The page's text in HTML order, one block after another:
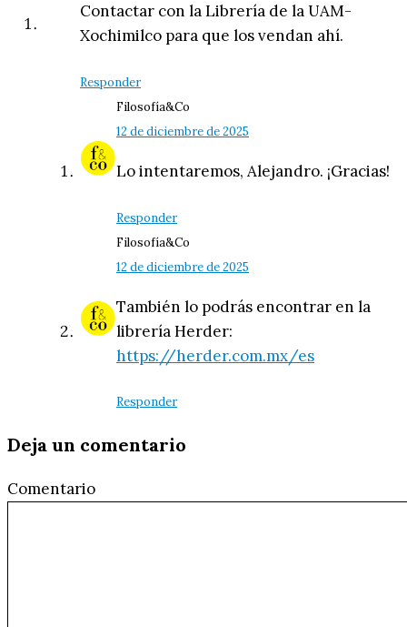
Contactar con la Librería de la UAM-
Xochimilco para que los vendan ahí.
Responder
Filosofía&Co
12 de diciembre de 2025
Lo intentaremos, Alejandro. ¡Gracias!
Responder
Filosofía&Co
12 de diciembre de 2025
También lo podrás encontrar en la
librería Herder:
https://herder.com.mx/es
Responder
Deja un comentario
Comentario